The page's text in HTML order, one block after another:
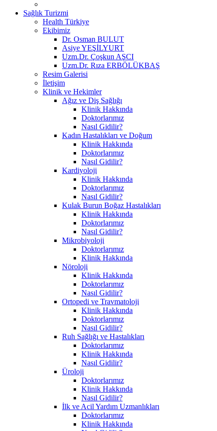
Sağlık Turizmi
Health Türkiye
Ekibimiz
Dr. Osman BULUT
Asiye YEŞİLYURT
Uzm.Dr. Çoşkun AŞCI
Uzm.Dr. Rıza ERBÖLÜKBAŞ
Resim Galerisi
İletişim
Klinik ve Hekimler
Ağız ve Diş Sağlığı
Klinik Hakkında
Doktorlarımız
Nasıl Gidilir?
Kadın Hastalıkları ve Doğum
Klinik Hakkında
Doktorlarımız
Nasıl Gidilir?
Kardiyoloji
Klinik Hakkında
Doktorlarımız
Nasıl Gidilir?
Kulak Burun Boğaz Hastalıkları
Klinik Hakkında
Doktorlarımız
Nasıl Gidilir?
Mikrobiyoloji
Doktorlarımız
Klinik Hakkında
Nöroloji
Klinik Hakkında
Doktorlarımız
Nasıl Gidilir?
Ortopedi ve Travmatoloji
Klinik Hakkında
Doktorlarımız
Nasıl Gidilir?
Ruh Sağlığı ve Hastalıkları
Doktorlarımız
Klinik Hakkında
Nasıl Gidilir?
Üroloji
Doktorlarımız
Klinik Hakkında
Nasıl Gidilir?
İlk ve Acil Yardım Uzmanlıkları
Doktorlarımız
Klinik Hakkında